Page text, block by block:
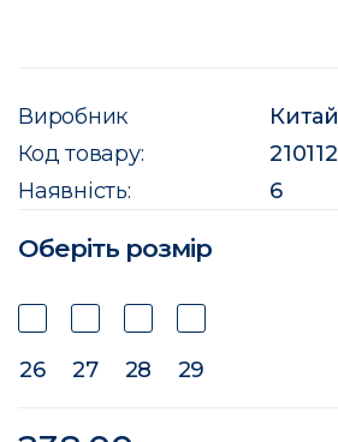
Виробник
Китай
Код товару:
210112
Наявність:
6
Оберіть розмір
26 27 28 29